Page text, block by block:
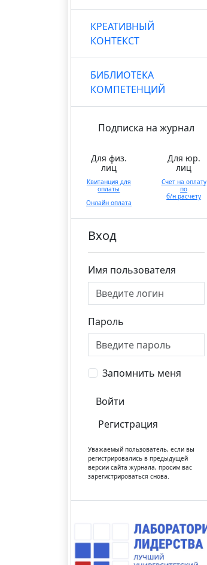
КРЕАТИВНЫЙ
КОНТЕКСТ
БИБЛИОТЕКА
КОМПЕТЕНЦИЙ
Подписка на журнал
Для физ.
лиц
Квитанция для
оплаты
Онлайн оплата
Для юр.
лиц
Счет на оплату
по
б/н расчету
Вход
Имя пользователя
Пароль
Запомнить меня
Войти
Регистрация
Уважаемый пользователь, если вы
регистрировались в предыдущей
версии сайта журнала, просим вас
зарегистрироваться снова.